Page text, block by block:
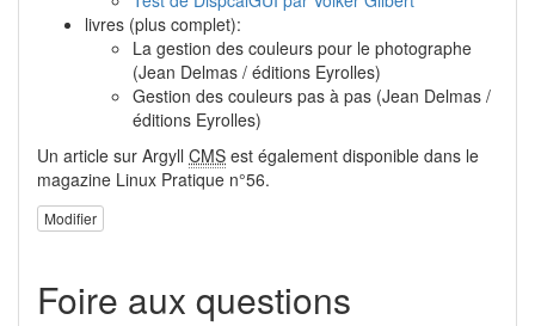
livres (plus complet):
La gestion des couleurs pour le photographe
(Jean Delmas / éditions Eyrolles)
Gestion des couleurs pas à pas (Jean Delmas /
éditions Eyrolles)
Un article sur Argyll CMS est également disponible dans le
magazine Linux Pratique n°56.
Modifier
Foire aux questions